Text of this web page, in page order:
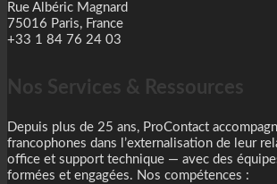
Rue Albéric Magnard
75016 Paris, France
+33 1 84 76 24 03
Nos Services & Ressources
Depuis plus de 25 ans, ProContact
francophones dans l’externalisation de leur
office et support technique — avec des
formées et engagées. Nos compétences :